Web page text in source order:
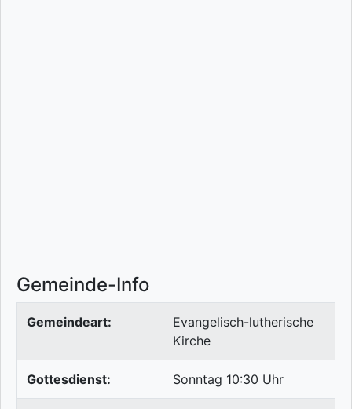
Gemeinde-Info
Gemeindeart:
Evangelisch-lutherische
Kirche
Gottesdienst: Sonntag 10:30 Uhr